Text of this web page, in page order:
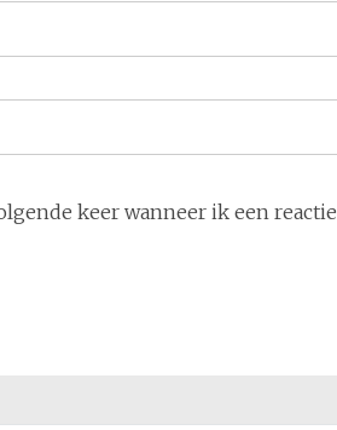
keer wanneer ik een reactie